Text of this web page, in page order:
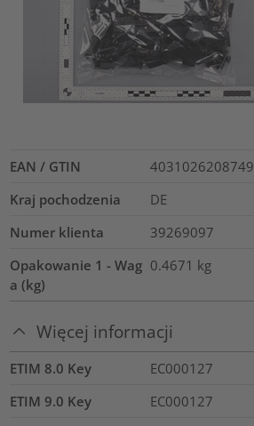
EAN / GTIN
4031026208749
Kraj pochodzenia
DE
Numer klienta
39269097
Opakowanie 1 - Wag
a (kg)
0.4671 kg
Więcej informacji
ETIM 8.0 Key
EC000127
ETIM 9.0 Key
EC000127